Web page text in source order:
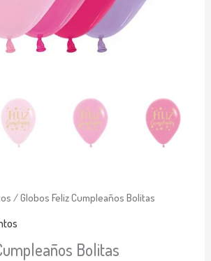
/ Globos Feliz Cumpleaños Bolitas
Bolitas